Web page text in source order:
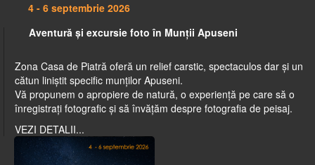
4 - 6 septembrie 2026
Aventură și excursie foto în Munții Apuseni
Zona Casa de Piatră oferă un relief carstic, spectaculos dar și un
cătun liniștit specific munților Apuseni.
Vă propunem o apropiere de natură, o experiență pe care să o
înregistrați fotografic și să învățăm despre fotografia de peisaj.
VEZI DETALII...